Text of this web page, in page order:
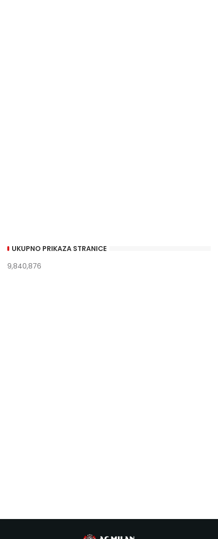
UKUPNO PRIKAZA STRANICE
9,840,876